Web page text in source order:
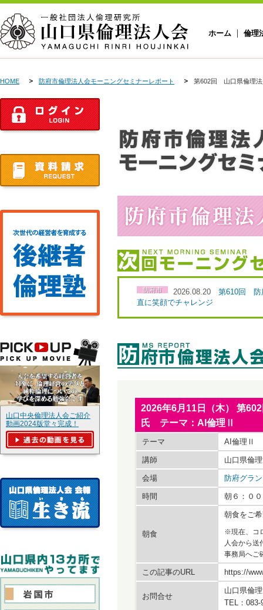
ホーム 倫理
HOME 防府市倫理法人会モーニングセミナーレポート 第602回 山口県倫理
防府市 2026.08.20
第610回 防
直に笑顔でチャレンジ
2026年6月11日（木） 第
氏 テーマ：AI倫理Ⅱ
テーマ AI倫理Ⅱ
講師 山口県倫
会場 防府グラ
時間 朝６：０
朝食
朝食をご
※現在、コ
人会から送
事務局へご
この記事のURL https://
お問合せ
山口県倫
TEL：
山口中央倫理法人会ご紹介
動画2024版堂々完成！